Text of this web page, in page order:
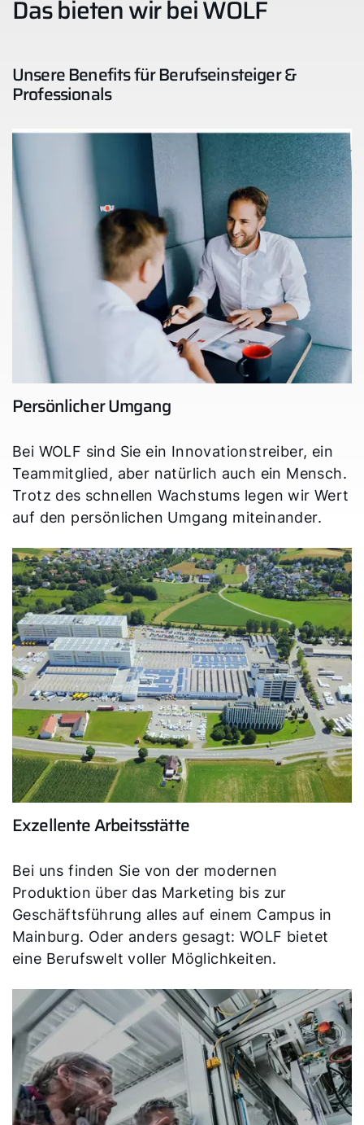
Das bieten wir bei WOLF
Unsere Benefits für Berufseinsteiger &
Professionals
Persönlicher Umgang
Bei WOLF sind Sie ein Innovationstreiber, ein
Teammitglied, aber natürlich auch ein Mensch.
Trotz des schnellen Wachstums legen wir Wert
auf den persönlichen Umgang miteinander.
Exzellente Arbeitsstätte
Bei uns finden Sie von der modernen
Produktion über das Marketing bis zur
Geschäftsführung alles auf einem Campus in
Mainburg. Oder anders gesagt: WOLF bietet
eine Berufswelt voller Möglichkeiten.
Produktberatung
Fachhandwerker finden
Wichtige Links
5 Jahre Garantie
Privatkunden-Downloads